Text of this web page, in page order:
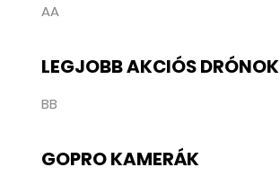
AA
LEGJOBB AKCIÓS DRÓNOK
BB
GOPRO KAMERÁK